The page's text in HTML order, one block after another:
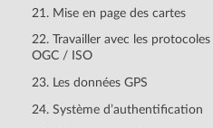
21. Mise en page des cartes
22. Travailler avec les protocoles
OGC / ISO
23. Les données GPS
24. Système d’authentification